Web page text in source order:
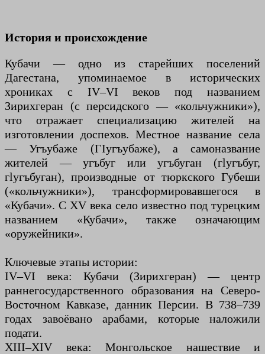
История и происхождение
Кубачи — одно из старейших поселений
Дагестана, упоминаемое в исторических
хрониках с IV–VI веков под названием
Зирихгеран (с персидского — «кольчужники»),
что отражает специализацию жителей на
изготовлении доспехов. Местное название села
— Угъубаже (ГIугъубаже), а самоназвание
жителей — угъбуг или угъбуган (гӏугъбуг,
гӏугъбуган), производные от тюркского Губеши
(«кольчужники»), трансформировавшегося в
«Кубачи». С XV века село известно под турецким
названием «Кубачи», также означающим
«оружейники».
Ключевые этапы истории:
IV–VI века: Кубачи (Зирихгеран) — центр
раннегосударственного образования на Северо-
Восточном Кавказе, данник Персии. В 738–739
годах завоёвано арабами, которые наложили
подати.
XIII–XIV века: Монгольское нашествие и